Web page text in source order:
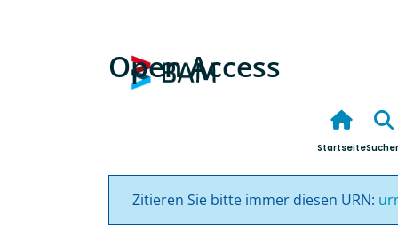
Open Access
Startseite
Zitieren Sie bitte immer diesen URN: